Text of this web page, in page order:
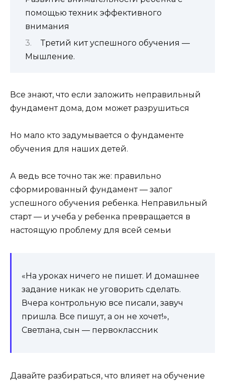
помощью техник эффективного
внимания
Третий кит успешного обучения —
Мышление.
Все знают, что если заложить неправильный
фундамент дома, дом может разрушиться
Но мало кто задумывается о фундаменте
обучения для наших детей.
А ведь все точно так же: правильно
сформированный фундамент — залог
успешного обучения ребенка. Неправильный
старт — и учеба у ребенка превращается в
настоящую проблему для всей семьи
«На уроках ничего не пишет. И домашнее
задание никак не уговорить сделать.
Вчера контрольную все писали, завуч
пришла. Все пишут, а он не хочет!»,
Светлана, сын — первоклассник
Давайте разбираться, что влияет на обучение